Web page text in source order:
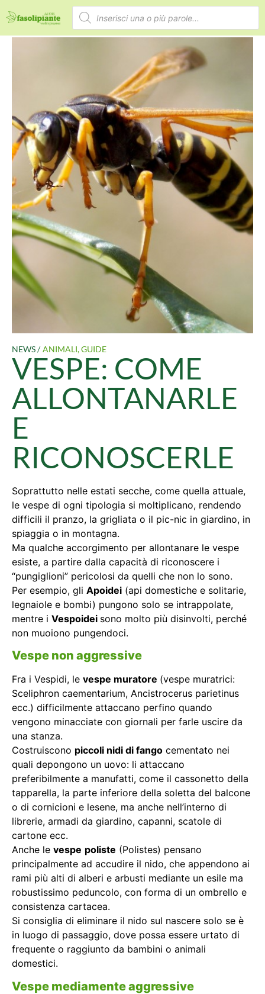
NEWS / ANIMALI,GUIDE
VESPE: COME
ALLONTANARLE
E
RICONOSCERLE
Soprattutto nelle estati secche, come quella attuale,
le vespe di ogni tipologia si moltiplicano, rendendo
difficili il pranzo, la grigliata o il pic-nic in giardino, in
spiaggia o in montagna.
Ma qualche accorgimento per allontanare le vespe
esiste, a partire dalla capacità di riconoscere i
“pungiglioni” pericolosi da quelli che non lo sono.
Per esempio, gli Apoidei (api domestiche e solitarie,
legnaiole e bombi) pungono solo se intrappolate,
mentre i Vespoidei sono molto più disinvolti, perché
non muoiono pungendoci.
Vespe non aggressive
Fra i Vespidi, le vespe muratore (vespe muratrici:
Sceliphron caementarium, Ancistrocerus parietinus
ecc.) difficilmente attaccano perfino quando
vengono minacciate con giornali per farle uscire da
una stanza.
Costruiscono piccoli nidi di fango cementato nei
quali depongono un uovo: li attaccano
preferibilmente a manufatti, come il cassonetto della
tapparella, la parte inferiore della soletta del balcone
o di cornicioni e lesene, ma anche nell’interno di
librerie, armadi da giardino, capanni, scatole di
cartone ecc.
Anche le vespe poliste (Polistes) pensano
principalmente ad accudire il nido, che appendono ai
rami più alti di alberi e arbusti mediante un esile ma
robustissimo peduncolo, con forma di un ombrello e
consistenza cartacea.
Si consiglia di eliminare il nido sul nascere solo se è
in luogo di passaggio, dove possa essere urtato di
frequente o raggiunto da bambini o animali
domestici.
Vespe mediamente aggressive